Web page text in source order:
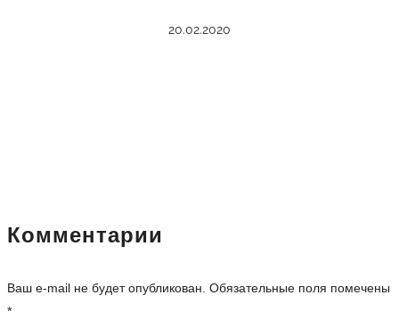
20.02.2020
Комментарии
Ваш e-mail не будет опубликован. Обязательные поля помечены
*